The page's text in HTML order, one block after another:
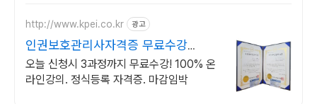
http://www.kpei.co.kr 광고
인권보호관리사자격증 무료수강
100%온라인강의 무료수강!
오늘 신청시 3과정까지 무료수강! 100% 온
라인강의. 정식등록 자격증. 마감임박